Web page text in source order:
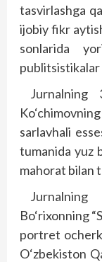
tasvirlashga
ijobiy fikr
sonlarida
publitsistikalar
Jurnalning
sarlavhali
tumanida yuz
mahorat bilan
Bo‘rixonning
portret
O‘zbekiston